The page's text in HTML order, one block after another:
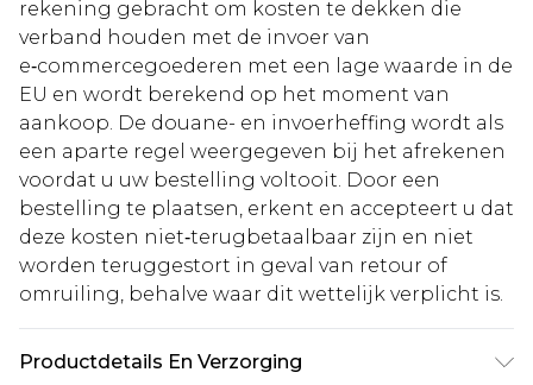
rekening gebracht om kosten te dekken die
verband houden met de invoer van
e‑commercegoederen met een lage waarde in de
EU en wordt berekend op het moment van
aankoop. De douane- en invoerheffing wordt als
een aparte regel weergegeven bij het afrekenen
voordat u uw bestelling voltooit. Door een
bestelling te plaatsen, erkent en accepteert u dat
deze kosten niet‑terugbetaalbaar zijn en niet
worden teruggestort in geval van retour of
omruiling, behalve waar dit wettelijk verplicht is.
Productdetails En Verzorging